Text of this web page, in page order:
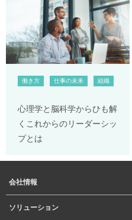
働き方 仕事の未来 組織
心理学と脳科学からひも解
くこれからのリーダーシッ
プとは
会社情報
ソリューション